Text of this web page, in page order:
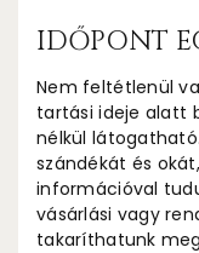
IDŐPONT
Nem feltétlenül
tartási ideje alatt
nélkül
szándékát és
információval
vásárlási vagy
takaríthatunk